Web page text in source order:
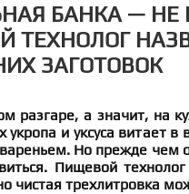
БАНКА —
ТЕХНОЛОГ
ЗАГОТОВОК
разгаре, а значит, на
укропа и уксуса витает
Но прежде чем
Пищевой
чистая трехлитровка